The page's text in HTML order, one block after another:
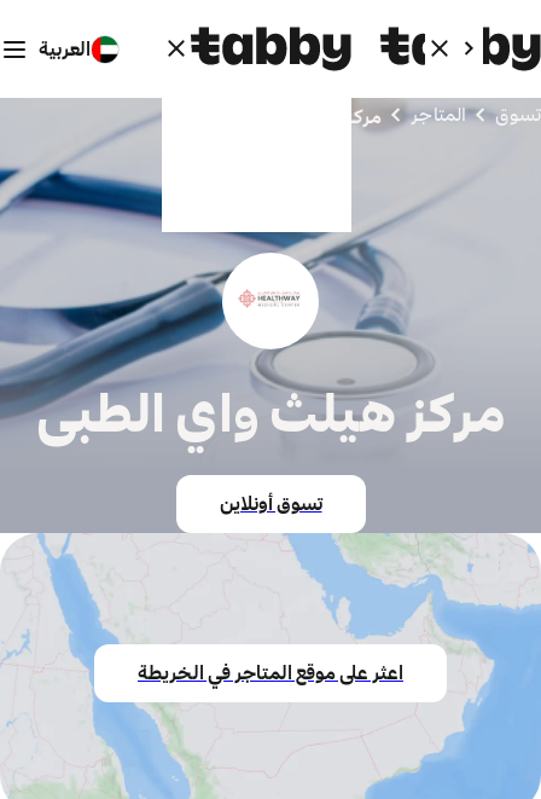
العربية
تسوق المتاجر مركز هيلث واي الطبى
مركز هيلث واي الطبى
تسوق أونلاين
اعثر على موقع المتاجر في الخريطة